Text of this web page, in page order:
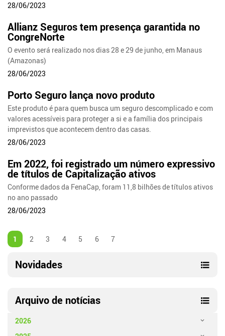
28/06/2023
Allianz Seguros tem presença garantida no
CongreNorte
O evento será realizado nos dias 28 e 29 de junho, em Manaus
(Amazonas)
28/06/2023
Porto Seguro lança novo produto
Este produto é para quem busca um seguro descomplicado e com
valores acessíveis para proteger a si e a família dos principais
imprevistos que acontecem dentro das casas.
28/06/2023
Em 2022, foi registrado um número expressivo
de títulos de Capitalização ativos
Conforme dados da FenaCap, foram 11,8 bilhões de títulos ativos
no ano passado
28/06/2023
1 2 3 4 5 6 7
Novidades
Arquivo de notícias
2026